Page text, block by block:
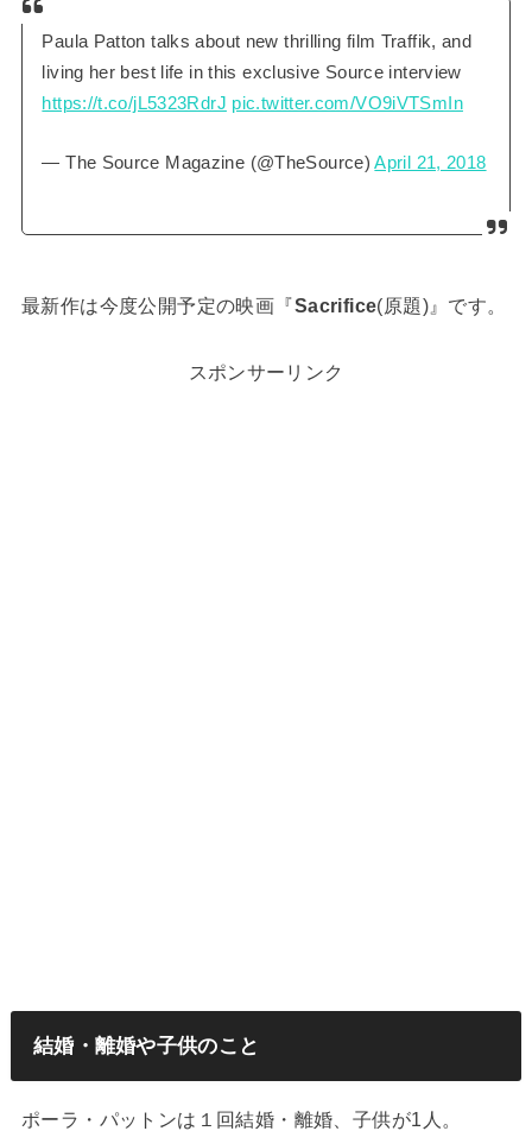
Paula Patton talks about new thrilling film Traffik, and
living her best life in this exclusive Source interview
https://t.co/jL5323RdrJ pic.twitter.com/VO9iVTSmIn
— The Source Magazine (@TheSource)April 21, 2018
最新作は今度公開予定の映画『Sacrifice(原題)』です。
スポンサーリンク
結婚・離婚や子供のこと
ポーラ・パットンは１回結婚・離婚、子供が1人。